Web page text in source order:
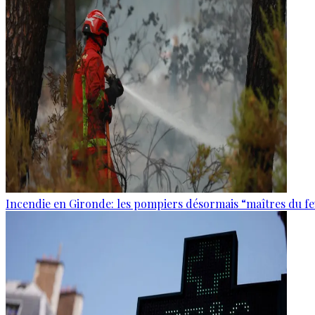
Incendie en Gironde: les pompiers désormais “maîtres du